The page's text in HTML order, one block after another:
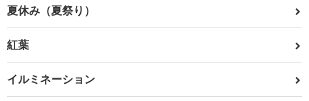
夏休み（夏祭り）
紅葉
イルミネーション